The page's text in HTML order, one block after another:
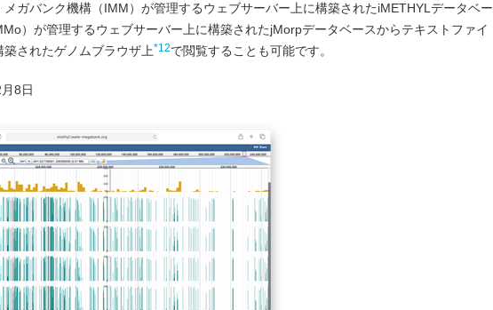
ガバンク機構（IMM）が管理するウェブサーバー上に構築されたiMETHYLデータベー
）が管理するウェブサーバー上に構築されたjMorpデータベースからテキストファイ
されたゲノムブラウザ上*12で閲覧することも可能です。
8日